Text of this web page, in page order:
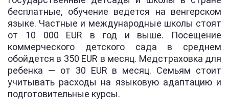
бесплатные, обучение ведется на венгерском
языке. Частные и международные школы стоят
от 10 000 EUR в год и выше. Посещение
коммерческого детского сада в среднем
обойдется в 350 EUR в месяц. Медстраховка для
ребенка — от 30 EUR в месяц. Семьям стоит
учитывать расходы на языковую адаптацию и
подготовительные курсы.